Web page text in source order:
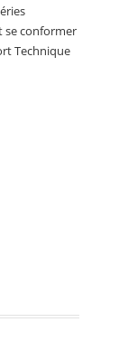
se conformer
Technique